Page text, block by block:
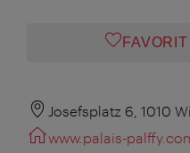
Josefsplatz 6, 1010
www.palais-